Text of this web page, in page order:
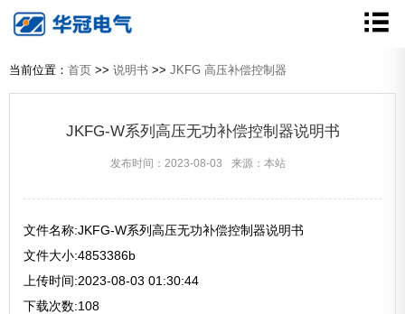
当前位置： 首页 >> 说明书 >> JKFG 高压补偿控制器
JKFG-W系列高压无功补偿控制器说明书
发布时间：2023-08-03 来源：本站
文件名称:JKFG-W系列高压无功补偿控制器说明书
文件大小:4853386b
上传时间:2023-08-03 01:30:44
下载次数:108